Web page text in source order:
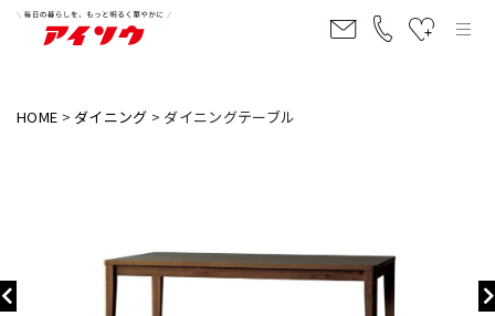
HOME ダイニング ダイニングテーブル